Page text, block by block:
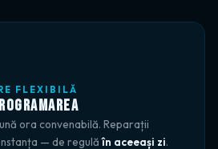
FLEXIBILĂ
ora convenabilă. Reparații
— de regulăîn aceeași zi.